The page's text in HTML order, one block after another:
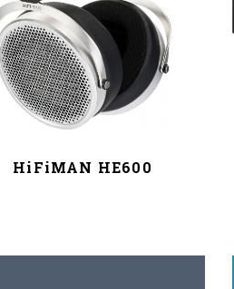
HiFiMAN HE600